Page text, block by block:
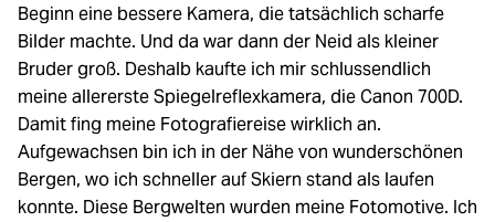
Beginn eine bessere Kamera, die tatsächlich scharfe
Bilder machte. Und da war dann der Neid als kleiner
Bruder groß. Deshalb kaufte ich mir schlussendlich
meine allererste Spiegelreflexkamera, die Canon 700D.
Damit fing meine Fotografiereise wirklich an.
Aufgewachsen bin ich in der Nähe von wunderschönen
Bergen, wo ich schneller auf Skiern stand als laufen
konnte. Diese Bergwelten wurden meine Fotomotive. Ich